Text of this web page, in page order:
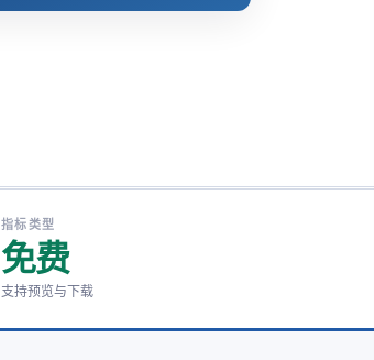
指标类型
免费
支持预览与下载